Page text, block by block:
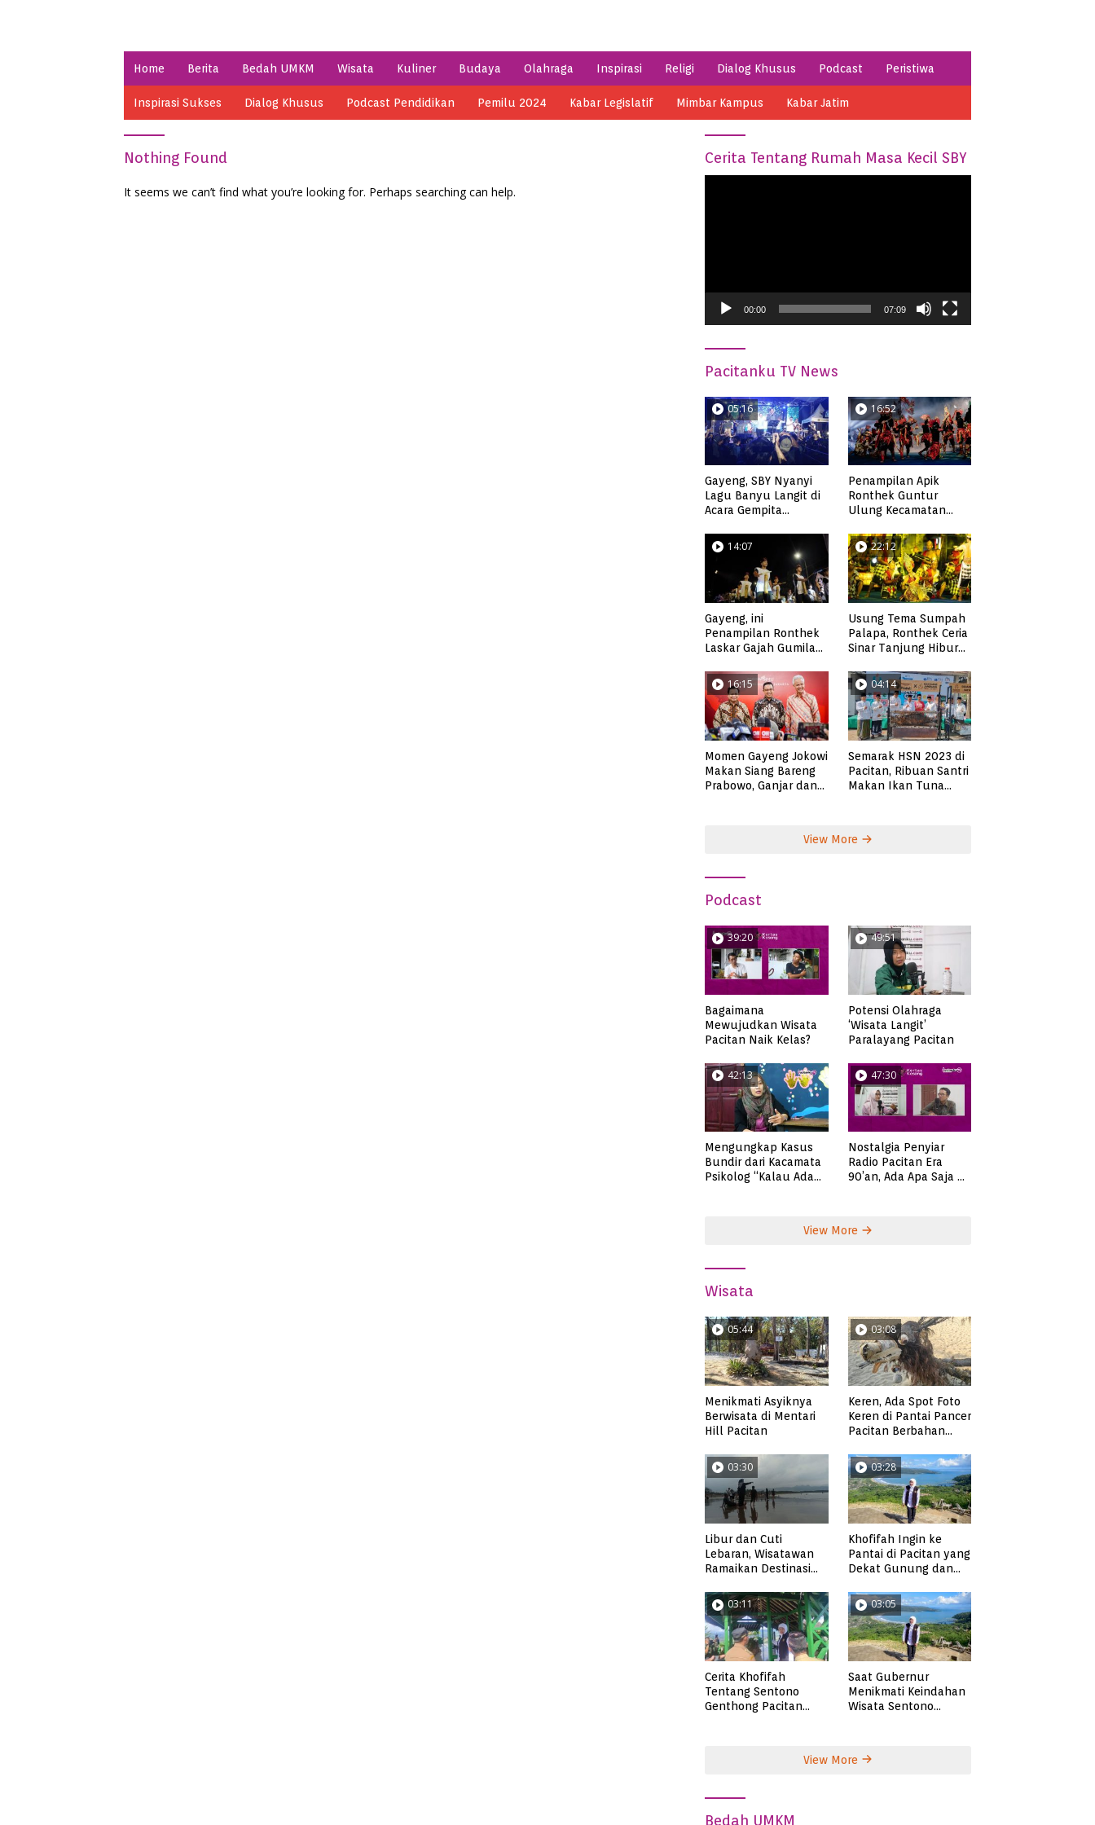
Home Berita Bedah UMKM Wisata Kuliner Budaya Olahraga Inspirasi Religi Dialog Khusus Podcast Peristiwa
Inspirasi Sukses Dialog Khusus Podcast Pendidikan Pemilu 2024 Kabar Legislatif Mimbar Kampus Kabar Jatim
Nothing Found
It seems we can’t find what you’re looking for. Perhaps searching can help.
Cerita Tentang Rumah Masa Kecil SBY
00:00 07:09
Pacitanku TV News
05:16
Gayeng, SBY Nyanyi
Lagu Banyu Langit di
Acara Gempita
16:52
Penampilan Apik
Ronthek Guntur
Ulung Kecamatan
14:07
Gayeng, ini
Penampilan Ronthek
Laskar Gajah Gumilap
22:12
Usung Tema Sumpah
Palapa, Ronthek Ceria
Sinar Tanjung Hibur
FRP 2023
16:15
Momen Gayeng Jokowi
Makan Siang Bareng
Prabowo, Ganjar dan
04:14
Semarak HSN 2023 di
Pacitan, Ribuan Santri
Makan Ikan Tuna
View More
Podcast
39:20
Bagaimana
Mewujudkan Wisata
Pacitan Naik Kelas?
49:51
Potensi Olahraga
‘Wisata Langit’
Paralayang Pacitan
42:13
Mengungkap Kasus
Bundir dari Kacamata
Psikolog “Kalau Ada
47:30
Nostalgia Penyiar
Radio Pacitan Era
90’an, Ada Apa Saja di
View More
Wisata
05:44
Menikmati Asyiknya
Berwisata di Mentari
Hill Pacitan
03:08
Keren, Ada Spot Foto
Keren di Pantai Pancer
Pacitan Berbahan
03:30
Libur dan Cuti
Lebaran, Wisatawan
Ramaikan Destinasi
03:28
Khofifah Ingin ke
Pantai di Pacitan yang
Dekat Gunung dan
Pangasan?
03:11
Cerita Khofifah
Tentang Sentono
Genthong Pacitan
03:05
Saat Gubernur
Menikmati Keindahan
Wisata Sentono
View More
Bedah UMKM